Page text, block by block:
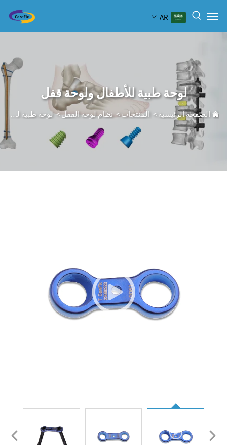
AR
لوحة طبية للأطفال ولوحة قفل
الصفحة الرئيسية >المنتجات>نظام لوحة القفل> لوحة طبية للأطفال ولوحة قفل